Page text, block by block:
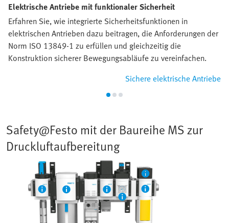
Elektrische Antriebe mit funktionaler Sicherheit
Erfahren Sie, wie integrierte Sicherheitsfunktionen in
elektrischen Antrieben dazu beitragen, die Anforderungen der
Norm ISO 13849-1 zu erfüllen und gleichzeitig die
Konstruktion sicherer Bewegungsabläufe zu vereinfachen.
Sichere elektrische Antriebe
Safety@Festo mit der Baureihe MS zur
Druckluftaufbereitung